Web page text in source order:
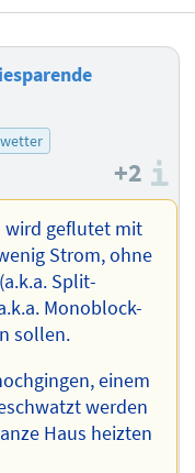
wetter
+2
wird geflutet mit
Strom, ohne
Split-
Monoblock-
sollen.
einem
werden
Haus heizten